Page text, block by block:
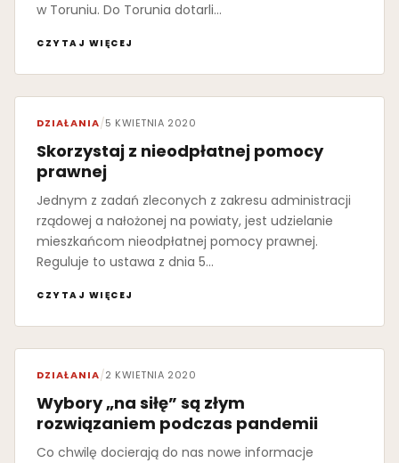
w Toruniu. Do Torunia dotarli…
CZYTAJ WIĘCEJ
DZIAŁANIA/5 KWIETNIA 2020
Skorzystaj z nieodpłatnej pomocy
prawnej
Jednym z zadań zleconych z zakresu administracji
rządowej a nałożonej na powiaty, jest udzielanie
mieszkańcom nieodpłatnej pomocy prawnej.
Reguluje to ustawa z dnia 5…
CZYTAJ WIĘCEJ
DZIAŁANIA/2 KWIETNIA 2020
Wybory „na siłę” są złym
rozwiązaniem podczas pandemii
Co chwilę docierają do nas nowe informacje